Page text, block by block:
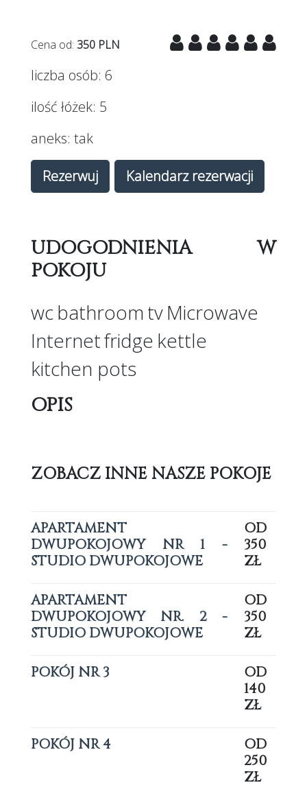
Cena od: 350 PLN
liczba osób: 6
ilość łóżek: 5
aneks: tak
Rezerwuj Kalendarz rezerwacji
UDOGODNIENIAW
POKOJU
wcbathroomtvMicrowave
Internetfridge kettle
kitchen pots
OPIS
ZOBACZ INNE NASZE POKOJE
APARTAMENT
DWUPOKOJOWY NR 1 -
STUDIO DWUPOKOJOWE
OD
350
ZŁ
APARTAMENT
DWUPOKOJOWY NR. 2 -
STUDIO DWUPOKOJOWE
OD
350
ZŁ
POKÓJ NR 3
OD
140
ZŁ
POKÓJ NR 4
OD
250
ZŁ